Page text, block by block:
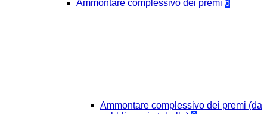
Ammontare complessivo dei premi 6
Ammontare complessivo dei premi (da